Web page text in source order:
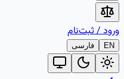
ورود/ثبت‌نام
EN فارسی